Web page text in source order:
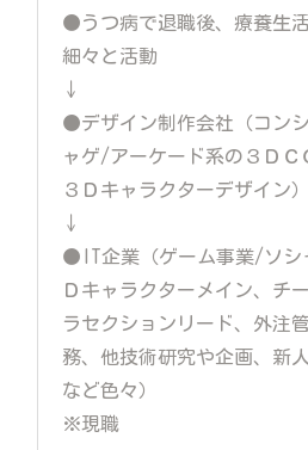
●うつ病で退職後、療養生
細々と活動
↓
●デザイン制作会社（コン
ャゲ/アーケード系の３Ｄ
３Ｄキャラクターデザイン）
↓
●IT企業（ゲーム事業/ソシ
Ｄキャラクターメイン、チ
ラセクションリード、外注
務、他技術研究や企画、新
など色々）
※現職